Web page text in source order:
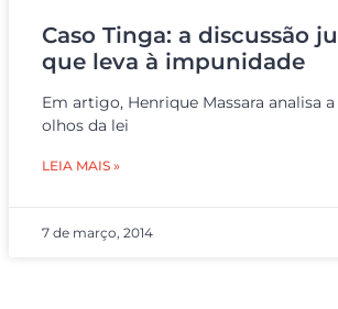
Caso Tinga: a discussão
que leva à impunidade
Em artigo, Henrique Massara analisa
olhos da lei
LEIA MAIS »
7 de março, 2014